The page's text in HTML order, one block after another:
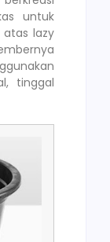
untuk
atas lazy
tinggal